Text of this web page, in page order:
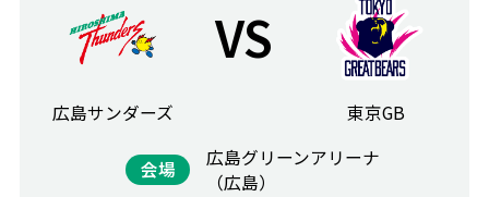
広島サンダーズ
VS
東京GB
会場
広島グリーンアリーナ
（広島）